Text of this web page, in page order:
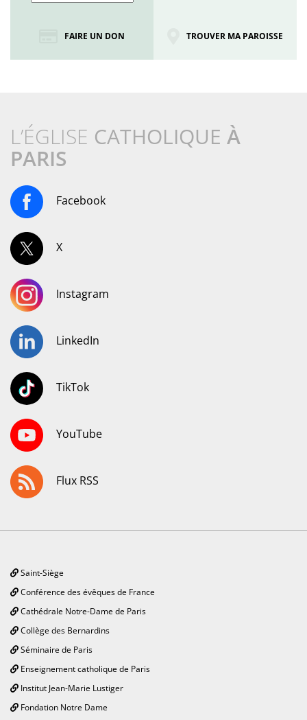
FAIRE UN DON TROUVER MA PAROISSE
L’ÉGLISE CATHOLIQUE À
PARIS
Facebook
X
Instagram
LinkedIn
TikTok
YouTube
Flux RSS
Saint-Siège
Conférence des évêques de France
Cathédrale Notre-Dame de Paris
Collège des Bernardins
Séminaire de Paris
Enseignement catholique de Paris
Institut Jean-Marie Lustiger
Fondation Notre Dame